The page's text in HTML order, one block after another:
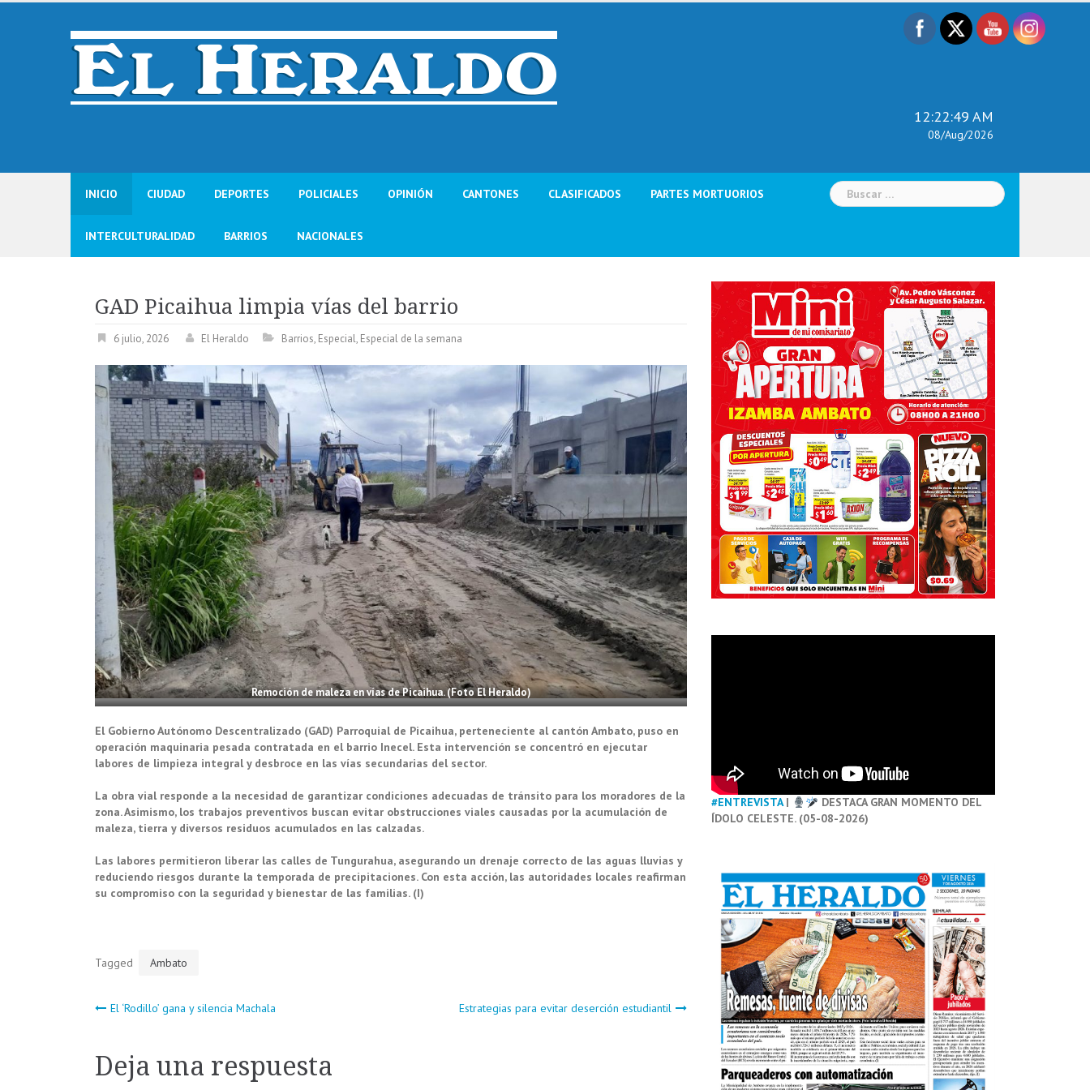
Skip
12:22:50 AM
08/Aug/2026
INICIO CIUDAD DEPORTES POLICIALES OPINIÓN CANTONES CLASIFICADOS PARTES MORTUORIOS
INTERCULTURALIDAD BARRIOS NACIONALES
Buscar:
GAD Picaihua limpia vías del barrio
6 julio, 2026 El Heraldo Barrios, Especial, Especial de la semana
Remoción de maleza en vías de Picaihua. (Foto El Heraldo)
El Gobierno Autónomo Descentralizado (GAD) Parroquial de Picaihua, perteneciente al cantón Ambato, puso en
operación maquinaria pesada contratada en el barrio Inecel. Esta intervención se concentró en ejecutar
labores de limpieza integral y desbroce en las vías secundarias del sector.
La obra vial responde a la necesidad de garantizar condiciones adecuadas de tránsito para los moradores de la
zona. Asimismo, los trabajos preventivos buscan evitar obstrucciones viales causadas por la acumulación de
maleza, tierra y diversos residuos acumulados en las calzadas.
Las labores permitieron liberar las calles de Tungurahua, asegurando un drenaje correcto de las aguas lluvias y
reduciendo riesgos durante la temporada de precipitaciones. Con esta acción, las autoridades locales reafirman
su compromiso con la seguridad y bienestar de las familias. (I)
Tagged Ambato
Navegación
de
El ‘Rodillo’ gana y silencia Machala Estrategias para evitar deserción estudiantil
Deja una respuesta
#ENTREVISTA|
DESTACA GRAN MOMENTO DEL
ÍDOLO CELESTE. (05-08-2026)